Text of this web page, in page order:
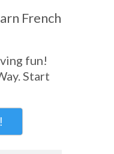
French
fun!
Start